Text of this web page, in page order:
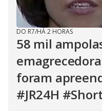
DO R7/HÁ 2 HORAS
58 mil
foram
#JR24H